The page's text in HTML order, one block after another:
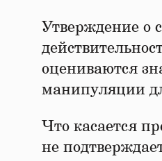
Утверждение о
оцениваются
манипуляции
Что касается
не